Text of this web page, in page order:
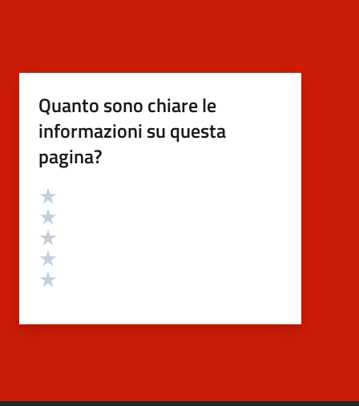
Quanto sono chiare le
informazioni su questa
pagina?
Valutazione